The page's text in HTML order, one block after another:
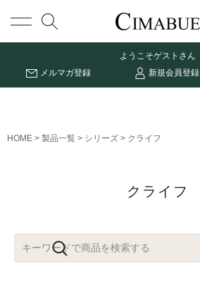
メニュー
ようこそゲストさん
メルマガ登録
新規会員登録
HOME 製品一覧 シリーズ クライフ
クライフ